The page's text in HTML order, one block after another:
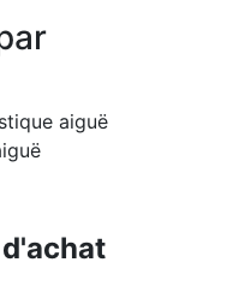
aiguë